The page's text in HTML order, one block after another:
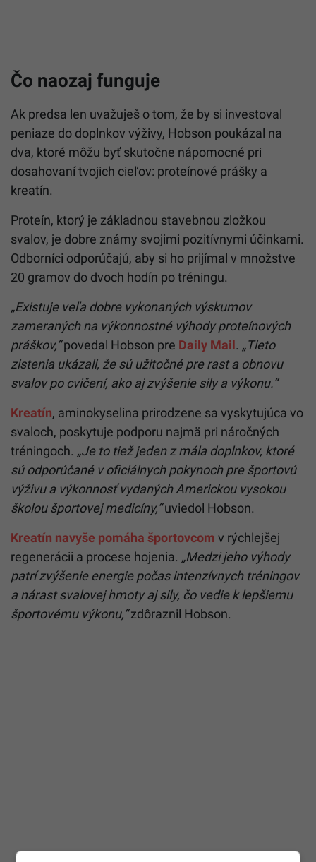
Čo naozaj funguje
Ak predsa len uvažuješ o tom, že by si investoval
peniaze do doplnkov výživy, Hobson poukázal na
dva, ktoré môžu byť skutočne nápomocné pri
dosahovaní tvojich cieľov: proteínové prášky a
kreatín.
Proteín, ktorý je základnou stavebnou zložkou
svalov, je dobre známy svojimi pozitívnymi účinkami.
Odborníci odporúčajú, aby si ho prijímal v množstve
20 gramov do dvoch hodín po tréningu.
„Existuje veľa dobre vykonaných výskumov
zameraných na výkonnostné výhody proteínových
práškov,“povedal Hobson pre Daily Mail. „Tieto
zistenia ukázali, že sú užitočné pre rast a obnovu
svalov po cvičení, ako aj zvýšenie sily a výkonu.“
Kreatín, aminokyselina prirodzene sa vyskytujúca vo
svaloch, poskytuje podporu najmä pri náročných
tréningoch. „Je to tiež jeden z mála doplnkov, ktoré
sú odporúčané v oficiálnych pokynoch pre športovú
výživu a výkonnosť vydaných Americkou vysokou
školou športovej medicíny,“uviedol Hobson.
Kreatín navyše pomáha športovcom v rýchlejšej
regenerácii a procese hojenia. „Medzi jeho výhody
patrí zvýšenie energie počas intenzívnych tréningov
a nárast svalovej hmoty aj sily, čo vedie k lepšiemu
športovému výkonu,“zdôraznil Hobson.